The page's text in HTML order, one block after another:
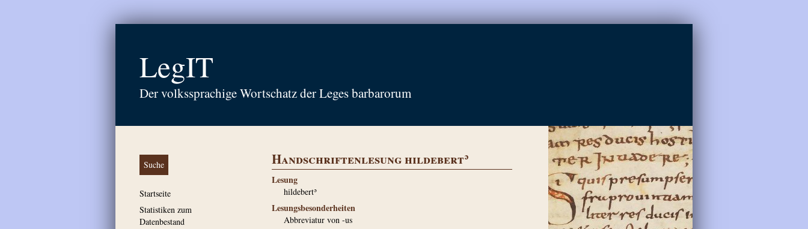
LegIT
Der volkssprachige Wortschatz der Leges barbarorum
Suche
Startseite
Statistiken zum
Datenbestand
Handschriftenlesung hildebertʾ
Lesung
hildebertʾ
Lesungsbesonderheiten
Abbreviatur von -us